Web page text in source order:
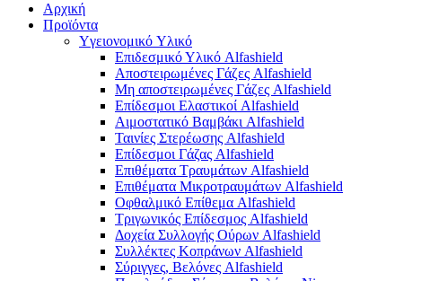
Αρχική
Προϊόντα
Yγειονομικό Yλικό
Επιδεσμικό Υλικό Alfashield
Αποστειρωμένες Γάζες Alfashield
Μη αποστειρωμένες Γάζες Alfashield
Επίδεσμοι Ελαστικοί Alfashield
Αιμοστατικό Βαμβάκι Alfashield
Ταινίες Στερέωσης Alfashield
Επίδεσμοι Γάζας Alfashield
Επιθέματα Τραυμάτων Alfashield
Επιθέματα Μικροτραυμάτων Alfashield
Οφθαλμικό Eπίθεμα Alfashield
Τριγωνικός Επίδεσμος Alfashield
Δοχεία Συλλογής Ούρων Alfashield
Συλλέκτες Κοπράνων Alfashield
Σύριγγες, Βελόνες Alfashield